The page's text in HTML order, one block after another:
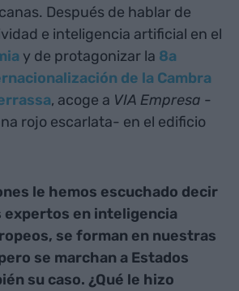
Después de hablar de
e inteligencia artificial en el
y de protagonizar la 8a
de la Cambra
, acoge a VIA Empresa -
rojo escarlata- en el edificio
le hemos escuchado decir
expertos en inteligencia
se forman en nuestras
se marchan a Estados
su caso. ¿Qué le hizo